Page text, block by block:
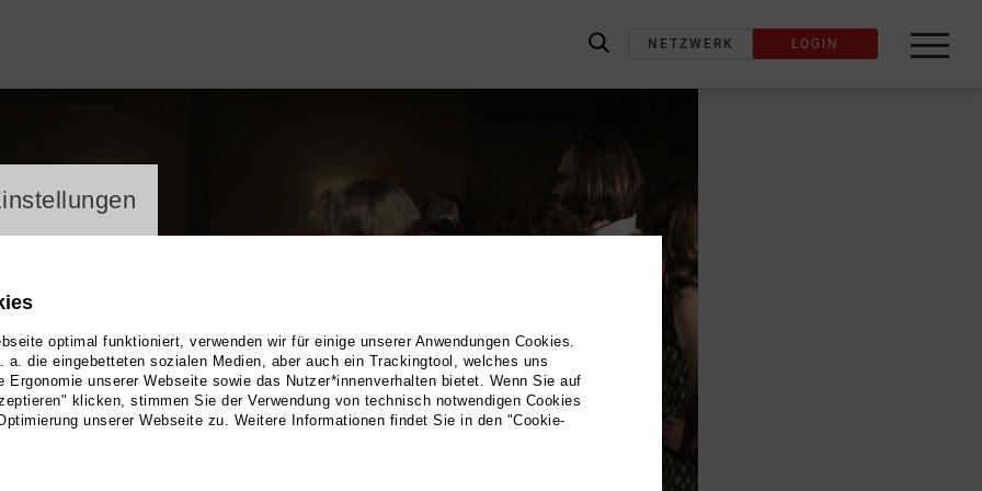
label_search
NETZWERK LOGIN
optimal funktioniert, verwenden wir für einige unserer Anwendungen Cookies.
a. die eingebetteten sozialen Medien, aber auch ein Trackingtool, welches uns
Ergonomie unserer Webseite sowie das Nutzer*innenverhalten bietet. Wenn Sie auf
klicken, stimmen Sie der Verwendung von technisch notwendigen Cookies
unserer Webseite zu. Weitere Informationen findet Sie in den "Cookie-